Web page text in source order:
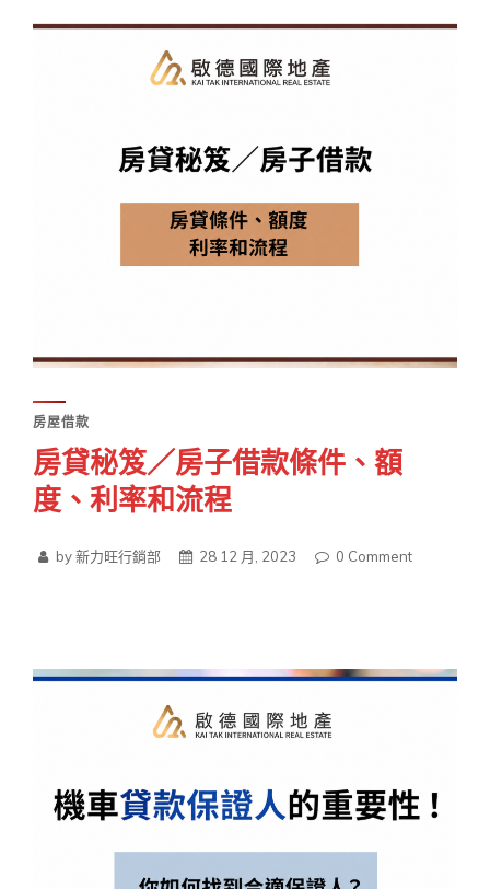
房屋借款
房貸秘笈／房子借款條件、額
度、利率和流程
by 新力旺行銷部 28 12 月, 2023 0 Comment